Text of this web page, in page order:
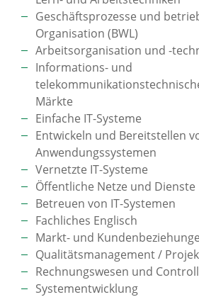
Geschäftsprozesse und
Organisation (BWL)
Arbeitsorganisation und -
Informations- und
Märkte
Einfache IT-Systeme
Entwickeln und Bereitstellen
Anwendungssystemen
Vernetzte IT-Systeme
Öffentliche Netze und Dienste
Betreuen von IT-Systemen
Fachliches Englisch
Markt- und
Qualitätsmanagement /
Rechnungswesen und
Systementwicklung